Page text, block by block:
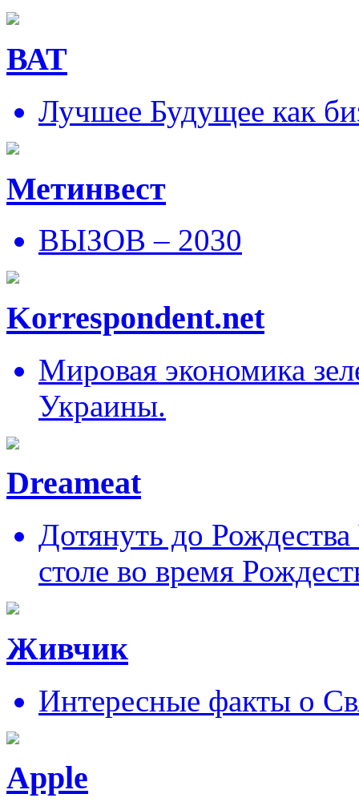
ВАТ
Лучшее Будущее как
Метинвест
ВЫЗОВ – 2030
Korrespondent.net
Мировая экономика
Украины.
Dreameat
Дотянуть до
столе во время
Живчик
Интересные факты о
Apple